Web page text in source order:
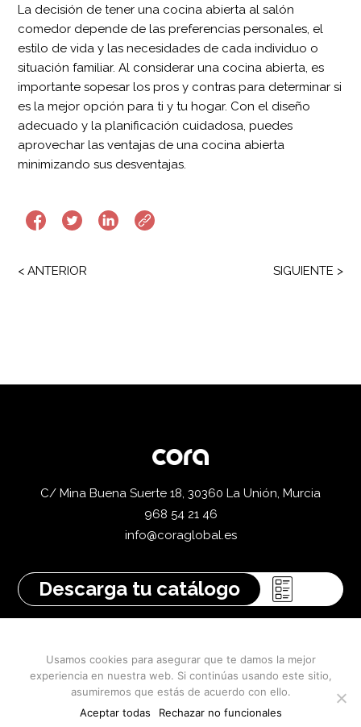
La decisión de tener una cocina abierta al salón
comedor depende de las preferencias personales, el
estilo de vida y las necesidades de cada individuo o
situación familiar. Al considerar una cocina abierta, es
importante sopesar los pros y contras para determinar si
es la mejor opción para ti y tu hogar. Con el diseño
adecuado y la planificación cuidadosa, puedes
aprovechar las ventajas de una cocina abierta
minimizando sus desventajas.
< ANTERIOR SIGUIENTE >
C/ Mina Buena Suerte 18, 30360 La Unión, Murcia
968 54 21 46
info@coraglobal.es
Descarga tu catálogo
Aviso legal
Política de privacidad
Usamos cookies para asegurar que te damos la mejor
experiencia en nuestra web. Si continúas usando este sitio,
asumiremos que estás de acuerdo con ello.
Aceptar todas
Rechazar no funcionales